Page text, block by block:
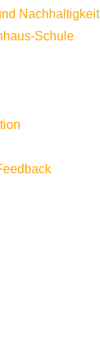
Nachhaltigkeit
Schule